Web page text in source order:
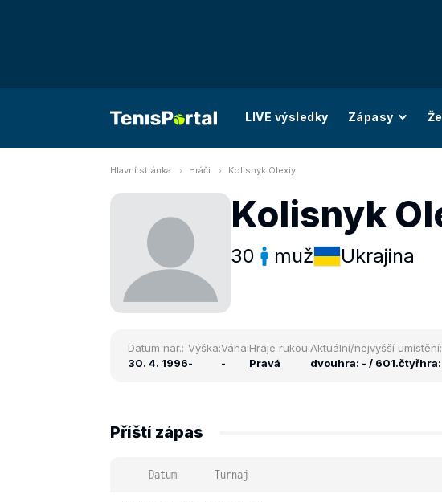
LIVE výsledky Zápasy
Hlavní stránka Hráči Kolisnyk Olexiy
Kolisnyk
30 muž Ukrajina
Datum nar.:
30. 4. 1996
Výška:
-
Váha:
-
Hraje rukou:
Pravá
Aktuální/nejvyšší umístění:
dvouhra: - / 601.
Příští zápas
Datum Turnaj